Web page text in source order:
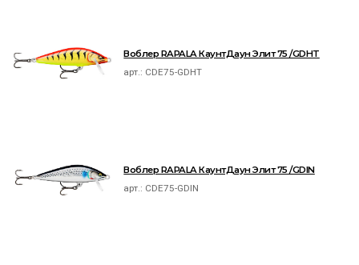
Воблер RAPALA КаунтДаун Элит 75 /GDHT
арт.: CDE75-GDHT
Воблер RAPALA КаунтДаун Элит 75 /GDIN
арт.: CDE75-GDIN